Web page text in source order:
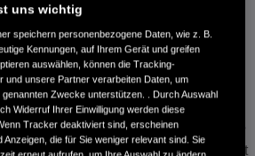
BLOG
besten Hybridauto für Ihre Familie?
lange Urlaubsfahrt: Sorgen Sie mit
uns wichtig
speichern personenbezogene Daten, wie z. B.
Kennungen, auf Ihrem Gerät und greifen
auswählen, können die Tracking-
und unsere Partner verarbeiten Daten, um
genannten Zwecke unterstützen. . Durch Auswahl
Widerruf Ihrer Einwilligung werden diese
Tracker deaktiviert sind, erscheinen
Anzeigen, die für Sie weniger relevant sind. Sie